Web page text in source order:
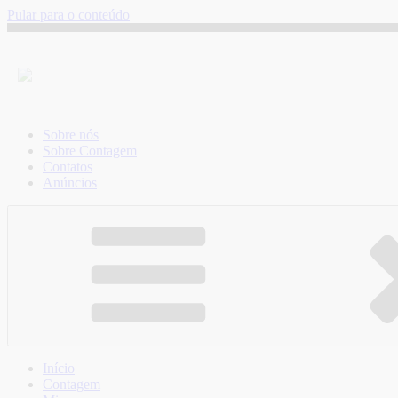
Pular para o conteúdo
Sobre nós
Sobre Contagem
Contatos
Anúncios
Início
Contagem